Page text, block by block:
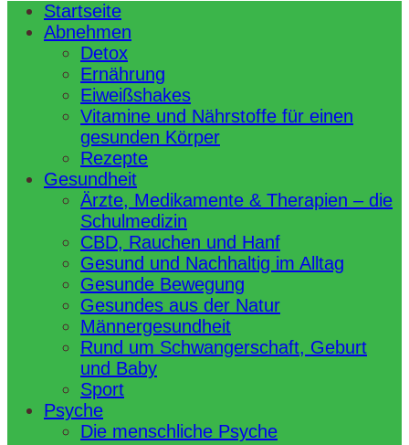
Startseite
Abnehmen
Detox
Ernährung
Eiweißshakes
Vitamine und Nährstoffe für einen
gesunden Körper
Rezepte
Gesundheit
Ärzte, Medikamente & Therapien – die
Schulmedizin
CBD, Rauchen und Hanf
Gesund und Nachhaltig im Alltag
Gesunde Bewegung
Gesundes aus der Natur
Männergesundheit
Rund um Schwangerschaft, Geburt
und Baby
Sport
Psyche
Die menschliche Psyche